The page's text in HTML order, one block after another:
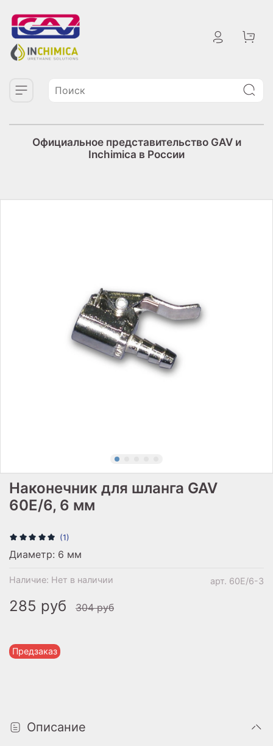
Официальное представительство GAV и
Inchimica в России
(1)
арт. 60E/6-3
Наличие: Нет в наличии
Предзаказ
Наконечник для шланга GAV
60E/6, 6 мм
285 руб 304 руб
Диаметр: 6 мм
Описание